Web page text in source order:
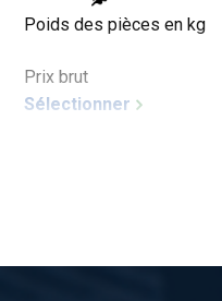
Poids des pièces en kg
Prix brut
Sélectionner